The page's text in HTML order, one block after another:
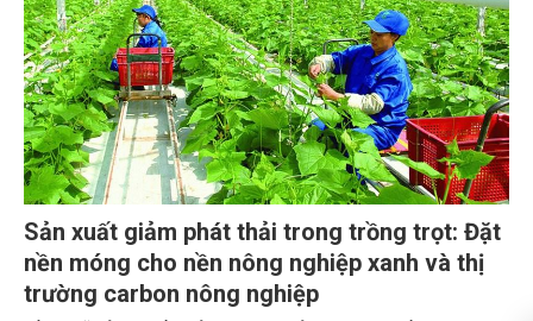
Sản xuất giảm phát thải trong trồng trọt: Đặt
nền móng cho nền nông nghiệp xanh và thị
trường carbon nông nghiệp